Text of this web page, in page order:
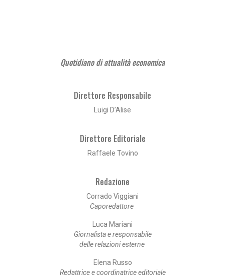
Quotidiano di attualità economica
Direttore Responsabile
Luigi D’Alise
Direttore Editoriale
Raffaele Tovino
Redazione
Corrado Viggiani
Caporedattore
Luca Mariani
Giornalista e responsabile
delle relazioni esterne
Elena Russo
Redattrice e coordinatrice editoriale